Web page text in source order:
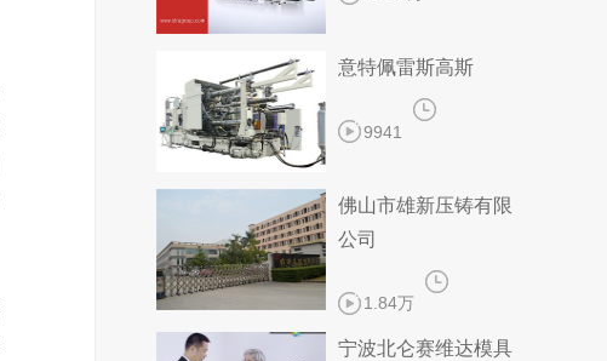
意特佩雷斯高斯
9941
佛山市雄新压铸有限
公司
1.84万
宁波北仑赛维达模具